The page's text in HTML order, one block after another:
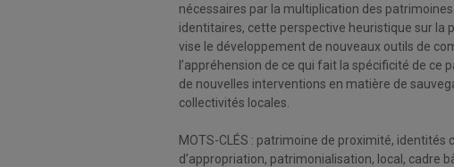
nécessaires par la multiplication des
identitaires, cette perspective heuristique sur la
vise le développement de nouveaux outils de
l’appréhension de ce qui fait la spécificité de ce
de nouvelles interventions en matière de
collectivités locales.
MOTS-CLÉS : patrimoine de proximité, identités
d’appropriation, patrimonialisation, local, cadre